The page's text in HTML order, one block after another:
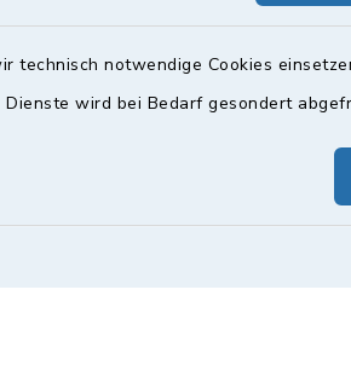
technisch notwendige Cookies
Dienste wird bei Bedarf gesondert
08:00-12:00 Uhr
Donnerstag zusätzlich:
14:30-18:00 Uhr